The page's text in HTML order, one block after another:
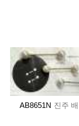
AB8651N 진주